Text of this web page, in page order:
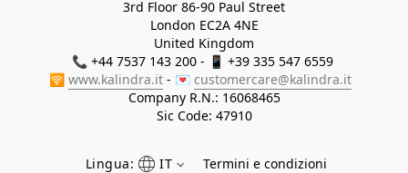
3rd Floor 86-90 Paul Street
London EC2A 4NE
United Kingdom
📞 +44 7537 143 200 - 📱 +39 335 547 6559
🛜 www.kalindra.it - 💌 customercare@kalindra.it
Company R.N.: 16068465
Sic Code: 47910
Lingua: IT
Termini e condizioni